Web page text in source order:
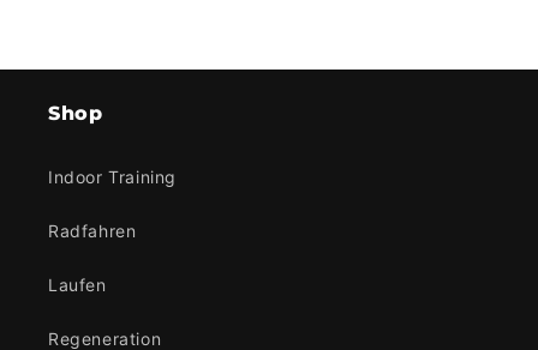
Shop
Indoor Training
Radfahren
Laufen
Regeneration